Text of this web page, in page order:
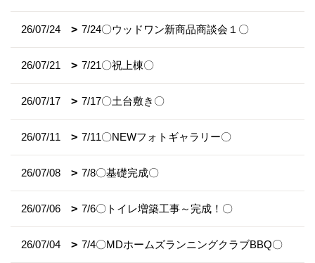
26/07/24 7/24〇ウッドワン新商品商談会１〇
26/07/21 7/21〇祝上棟〇
26/07/17 7/17〇土台敷き〇
26/07/11 7/11〇NEWフォトギャラリー〇
26/07/08 7/8〇基礎完成〇
26/07/06 7/6〇トイレ増築工事～完成！〇
26/07/04 7/4〇MDホームズランニングクラブBBQ〇